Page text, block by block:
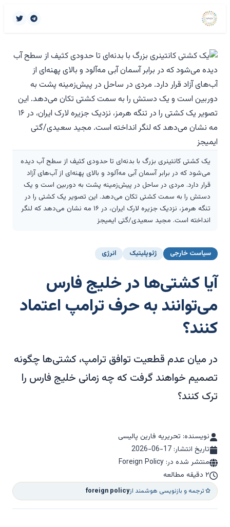
یک کشتی کانتینری بزرگ با بدنه‌ای تا حدودی کثیف از سطح آب دیده
می‌شود که در برابر آسمان آبی مه‌آلود و بالای پهنه‌ای از آب‌های آزاد
قرار دارد. مردی در ساحل در پیش‌زمینه پشت به دوربین است و یک
دستش را به سمت کشتی تکان می‌دهد. این تصویر یک کشتی را در
تنگه هرمز، نزدیک جزیره لارک ایران، در ۱۶ مه نشان می‌دهد که لنگر
انداخته است. مجید سعیدی/گتی ایمیجز
سیاست خارجی ژئوپلیتیک انرژی
آیا کشتی‌ها در خلیج فارس
می‌توانند به حرف ترامپ اعتماد
کنند؟
در میان عدم قطعیت توافق ترامپ، کشتی‌ها چگونه
تصمیم خواهند گرفت که چه زمانی خلیج فارس را
ترک کنند؟
نویسنده: تحریریه فارین پالیسی
تاریخ انتشار: 2026-06-17
منتشر شده در: Foreign Policy
۲ دقیقه مطالعه
ترجمه و بازنویسی هوشمند ازforeign policy